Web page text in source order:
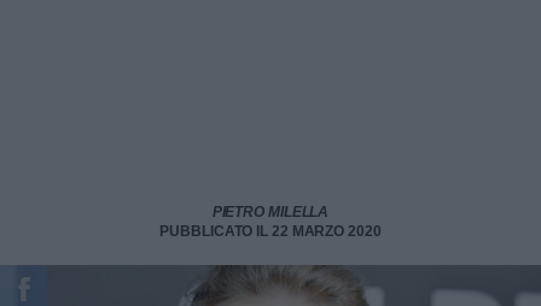
PIETRO MILELLA
PUBBLICATO IL 22 MARZO 2020